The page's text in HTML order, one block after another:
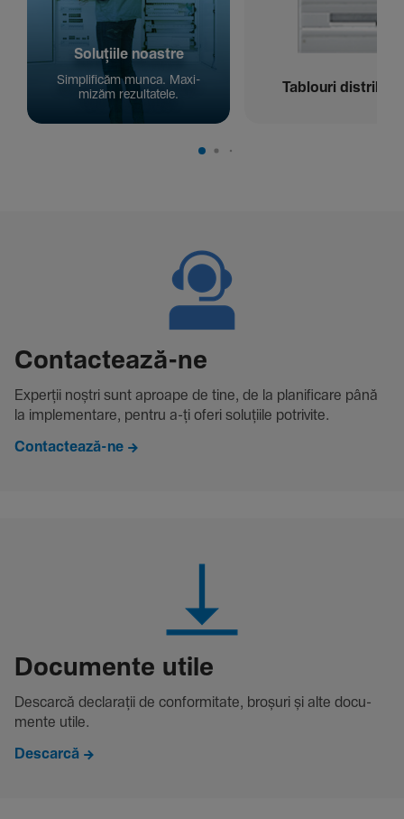
Solu­țiile noastre
Simpli­ficăm munca. Maxi­
mizăm rezul­ta­tele.
Tablouri
Contac­tează-ne
Experții noștri sunt aproape de tine, de la plani­fi­care până
la imple­men­tare, pentru a-ți oferi solu­țiile potri­vite.
Contactează-ne
Docu­mente utile
Descarcă decla­rații de conformitate, broșuri și alte docu­
mente utile.
Descarcă